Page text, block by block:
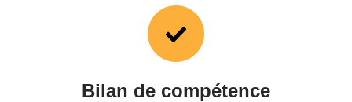
Bilan de compétence